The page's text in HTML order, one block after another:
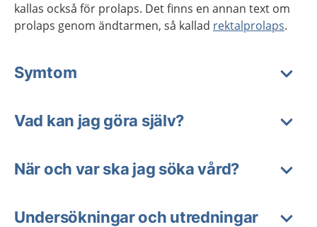
kallas också för prolaps. Det finns en annan text om
prolaps genom ändtarmen, så kallad rektalprolaps.
Symtom
Vad kan jag göra själv?
När och var ska jag söka vård?
Undersökningar och utredningar